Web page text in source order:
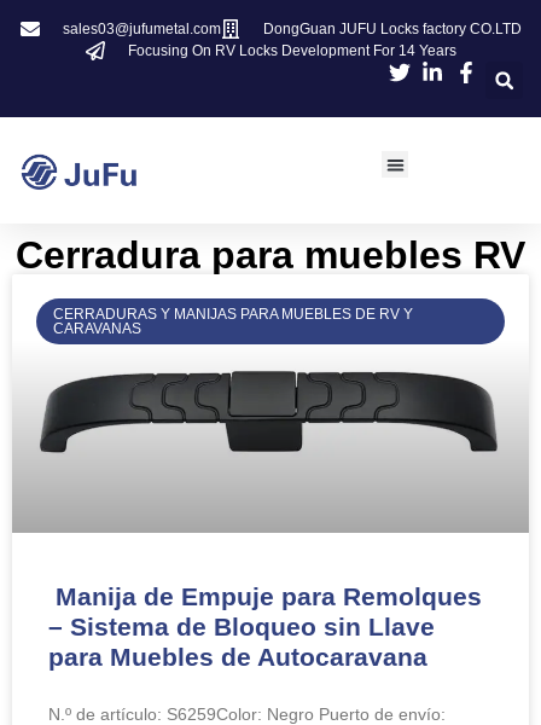
sales03@jufumetal.com
DongGuan JUFU Locks factory CO.LTD
Focusing On RV Locks Development For 14 Years
Cerradura para muebles RV
CERRADURAS Y MANIJAS PARA MUEBLES DE RV Y
CARAVANAS
Manija de Empuje para Remolques
– Sistema de Bloqueo sin Llave
para Muebles de Autocaravana
N.º de artículo: S6259Color: Negro Puerto de envío: